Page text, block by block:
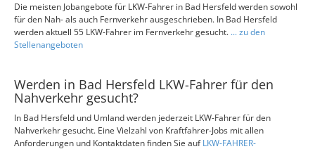
Die meisten Jobangebote für LKW-Fahrer in Bad Hersfeld werden sowohl
für den Nah- als auch Fernverkehr ausgeschrieben. In Bad Hersfeld
werden aktuell 55 LKW-Fahrer im Fernverkehr gesucht. ... zu den
Stellenangeboten
Werden in Bad Hersfeld LKW-Fahrer für den
Nahverkehr gesucht?
In Bad Hersfeld und Umland werden jederzeit LKW-Fahrer für den
Nahverkehr gesucht. Eine Vielzahl von Kraftfahrer-Jobs mit allen
Anforderungen und Kontaktdaten finden Sie aufLKW-FAHRER-